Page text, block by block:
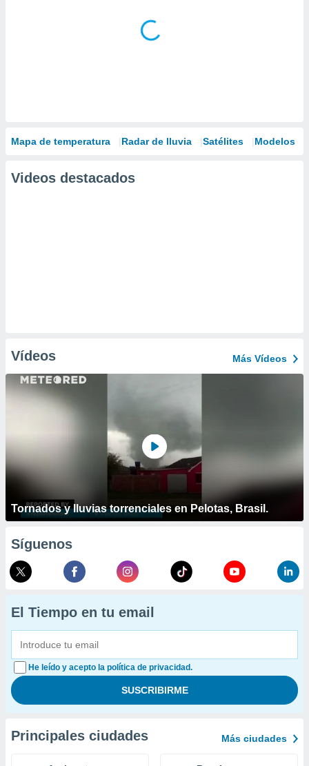
Mapa de temperatura Radar de lluvia Satélites Modelos
Videos destacados
Vídeos Más Vídeos
Tornados y lluvias torrenciales en Pelotas, Brasil.
Síguenos
El Tiempo en tu email
He leído y acepto la política de privacidad.
Principales ciudades Más ciudades